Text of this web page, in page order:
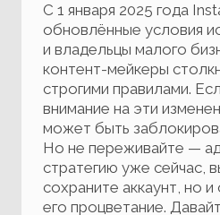
С 1 января 2025 года
обновлённые условия
и владельцы малого
контент-мейкеры
строгими правилами.
внимание на эти
может быть
Но не переживайте —
стратегию уже сейчас,
сохраните аккаунт, но
его процветание.